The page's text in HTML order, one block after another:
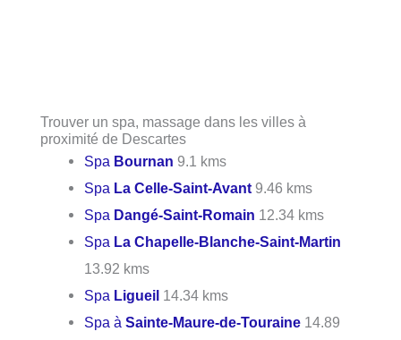
Trouver un spa, massage dans les villes à
proximité de Descartes
Spa Bournan 9.1 kms
Spa La Celle-Saint-Avant 9.46 kms
Spa Dangé-Saint-Romain 12.34 kms
Spa La Chapelle-Blanche-Saint-Martin
13.92 kms
Spa Ligueil 14.34 kms
Spa àSainte-Maure-de-Touraine 14.89